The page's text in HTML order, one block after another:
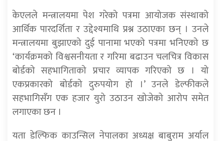
केएलले मन्त्रालयमा पेश गरेको पत्रमा आयोजक संस्थाको
आर्थिक पारदर्शिता र उद्देश्यमाथि प्रश्न उठाएका छन् । उनले
मन्त्रालयमा बुझाएको दुई पानामा भएको पत्रमा भनिएको छ
‘कार्यक्रमको विश्वसनीयता र गरिमा बढाउन चलचित्र विकास
बोर्डको सहभागिताको प्रचार व्यापक गरिएको छ । यो
एकप्रकारको बोर्डको दुरुपयोग हो ।’ उनले डेल्फीकले
सहभागिसँग एक हजार युरो उठाउन खोजेको आरोप समेत
लगाएका छन ।
यता डेल्फिक काउन्सिल नेपालका अध्यक्ष बाबुराम अर्याल